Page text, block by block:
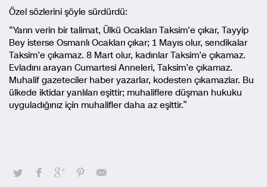
Özel sözlerini şöyle sürdürdü:
“Yarın verin bir talimat, Ülkü Ocakları Taksim’e çıkar, Tayyip
Bey isterse Osmanlı Ocakları çıkar; 1 Mayıs olur, sendikalar
Taksim’e çıkamaz. 8 Mart olur, kadınlar Taksim’e çıkamaz.
Evladını arayan Cumartesi Anneleri, Taksim’e çıkamaz.
Muhalif gazeteciler haber yazarlar, kodesten çıkamazlar. Bu
ülkede iktidar yanlıları eşittir; muhaliflere düşman hukuku
uyguladığınız için muhalifler daha az eşittir.”